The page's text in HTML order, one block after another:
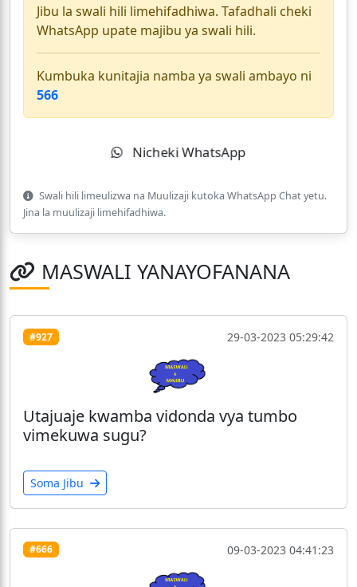
Jibu la swali hili limehifadhiwa. Tafadhali cheki
WhatsApp upate majibu ya swali hili.
Kumbuka kunitajia namba ya swali ambayo ni
566
Nicheki WhatsApp
Swali hili limeulizwa na Muulizaji kutoka WhatsApp Chat yetu.
Jina la muulizaji limehifadhiwa.
MASWALI YANAYOFANANA
#927 29-03-2023 05:29:42
Utajuaje kwamba vidonda vya tumbo
vimekuwa sugu?
Soma Jibu
#666 09-03-2023 04:41:23